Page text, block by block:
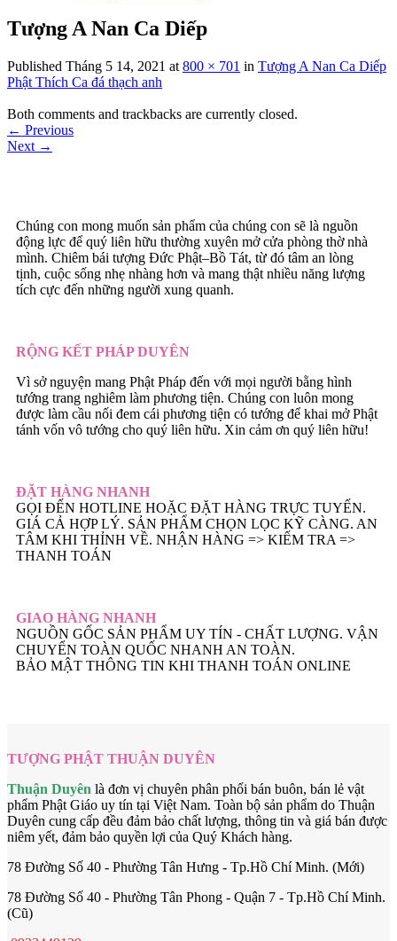
Tượng A Nan Ca Diếp
Published Tháng 5 14, 2021 at 800 × 701 in Tượng A Nan Ca Diếp
Phật Thích Ca đá thạch anh
Both comments and trackbacks are currently closed.
← Previous
Next →
Chúng con mong muốn sản phẩm của chúng con sẽ là nguồn
động lực để quý liên hữu thường xuyên mở cửa phòng thờ nhà
mình. Chiêm bái tượng Đức Phật–Bồ Tát, từ đó tâm an lòng
tịnh, cuộc sống nhẹ nhàng hơn và mang thật nhiều năng lượng
tích cực đến những người xung quanh.
RỘNG KẾT PHÁP DUYÊN
Vì sở nguyện mang Phật Pháp đến với mọi người bằng hình
tướng trang nghiêm làm phương tiện. Chúng con luôn mong
được làm cầu nối đem cái phương tiện có tướng để khai mở Phật
tánh vốn vô tướng cho quý liên hữu. Xin cảm ơn quý liên hữu!
ĐẶT HÀNG NHANH
GỌI ĐẾN HOTLINE HOẶC ĐẶT HÀNG TRỰC TUYẾN.
GIÁ CẢ HỢP LÝ. SẢN PHẨM CHỌN LỌC KỸ CÀNG. AN
TÂM KHI THỈNH VỀ. NHẬN HÀNG => KIẾM TRA =>
THANH TOÁN
GIAO HÀNG NHANH
NGUỒN GỐC SẢN PHẨM UY TÍN - CHẤT LƯỢNG. VẬN
CHUYỂN TOÀN QUỐC NHANH AN TOÀN.
BẢO MẬT THÔNG TIN KHI THANH TOÁN ONLINE
TƯỢNG PHẬT THUẬN DUYÊN
Thuận Duyên là đơn vị chuyên phân phối bán buôn, bán lẻ vật
phẩm Phật Giáo uy tín tại Việt Nam. Toàn bộ sản phẩm do Thuận
Duyên cung cấp đều đảm bảo chất lượng, thông tin và giá bán được
niêm yết, đảm bảo quyền lợi của Quý Khách hàng.
78 Đường Số 40 - Phường Tân Hưng - Tp.Hồ Chí Minh. (Mới)
78 Đường Số 40 - Phường Tân Phong - Quận 7 - Tp.Hồ Chí Minh.
(Cũ)